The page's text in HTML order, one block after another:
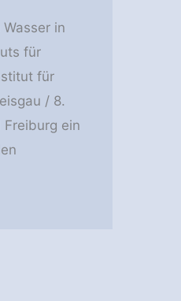
in
für
für
/ 8.
Freiburg ein